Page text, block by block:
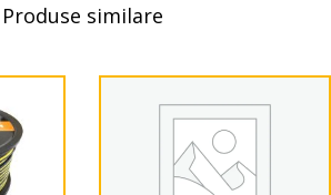
Produse similare